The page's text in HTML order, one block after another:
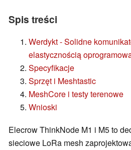
Spis treści
Werdykt - Solidne
elastycznością
Specyfikacje
Sprzęt i Meshtastic
MeshCore i testy terenowe
Wnioski
Elecrow ThinkNode M1 i M5 to
sieciowe LoRa mesh